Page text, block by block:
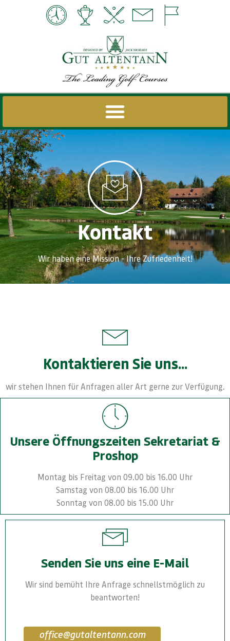
Kontakt
Wir haben eine Mission - Ihre Zufriedenheit!
Kontaktieren Sie uns...
wir stehen Ihnen für Anfragen aller Art gerne zur Verfügung.
Unsere Öffnungszeiten Sekretariat &
Proshop
Montag bis Freitag von 09.00 bis 16.00 Uhr
Samstag von 08.00 bis 16.00 Uhr
Sonntag von 08.00 bis 15.00 Uhr
Senden Sie uns eine E-Mail
Wir sind bemüht Ihre Anfrage schnellstmöglich zu
beantworten!
office@gutaltentann.com